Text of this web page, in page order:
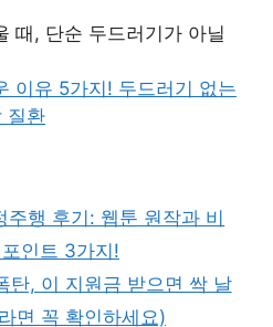
때, 단순 두드러기가 아닐
이유 5가지! 두드러기 없는
질환
주행 후기: 웹툰 원작과 비
인트 3가지!
탄, 이 지원금 받으면 싹 날
면 꼭 확인하세요)